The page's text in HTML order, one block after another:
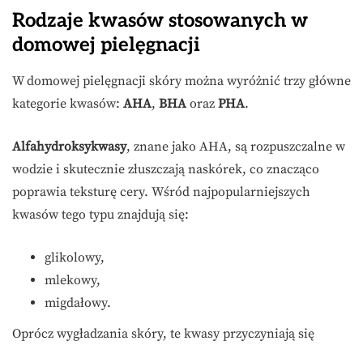
Rodzaje kwasów stosowanych w
domowej pielęgnacji
W domowej pielęgnacji skóry można wyróżnić trzy główne
kategorie kwasów: AHA, BHA oraz PHA.
Alfahydroksykwasy, znane jako AHA, są rozpuszczalne w
wodzie i skutecznie złuszczają naskórek, co znacząco
poprawia teksturę cery. Wśród najpopularniejszych
kwasów tego typu znajdują się:
glikolowy,
mlekowy,
migdałowy.
Oprócz wygładzania skóry, te kwasy przyczyniają się